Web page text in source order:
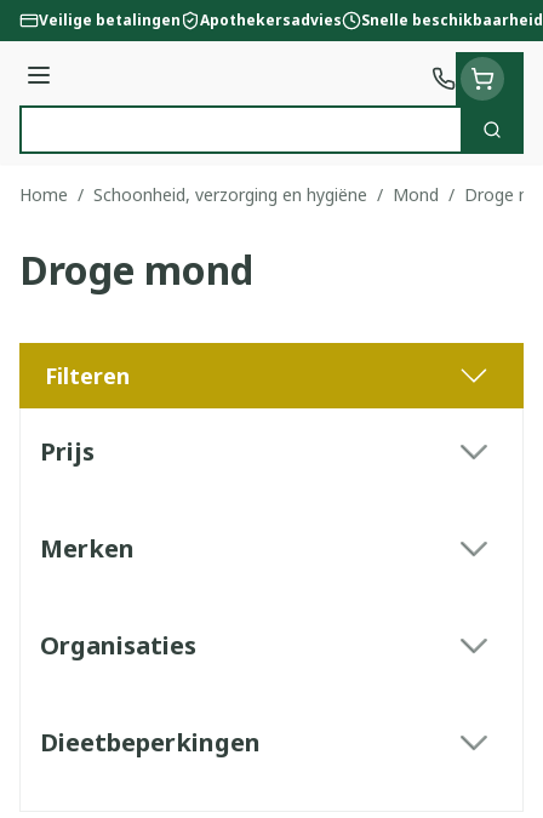
Ga naar de inhoud
Veilige betalingen Apothekersadvies Snelle beschikbaarheid
Menu
Zoek
Home / Schoonheid, verzorging en hygiëne / Mond / Droge
Droge mond
Filteren
Prijs
Merken
Organisaties
Dieetbeperkingen